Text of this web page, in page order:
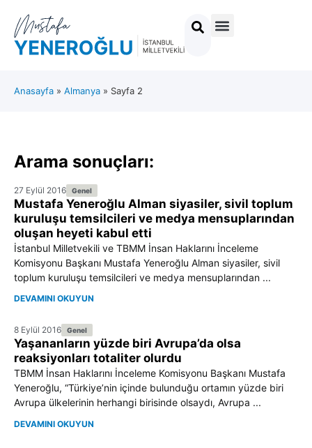
Anasayfa » Almanya » Sayfa 2
Arama sonuçları:
27 Eylül 2016 Genel
Mustafa Yeneroğlu Alman siyasiler, sivil toplum
kuruluşu temsilcileri ve medya mensuplarından
oluşan heyeti kabul etti
İstanbul Milletvekili ve TBMM İnsan Haklarını İnceleme
Komisyonu Başkanı Mustafa Yeneroğlu Alman siyasiler, sivil
toplum kuruluşu temsilcileri ve medya mensuplarından ...
DEVAMINI OKUYUN
8 Eylül 2016 Genel
Yaşananların yüzde biri Avrupa’da olsa
reaksiyonları totaliter olurdu
TBMM İnsan Haklarını İnceleme Komisyonu Başkanı Mustafa
Yeneroğlu, “Türkiye’nin içinde bulunduğu ortamın yüzde biri
Avrupa ülkelerinin herhangi birisinde olsaydı, Avrupa ...
DEVAMINI OKUYUN